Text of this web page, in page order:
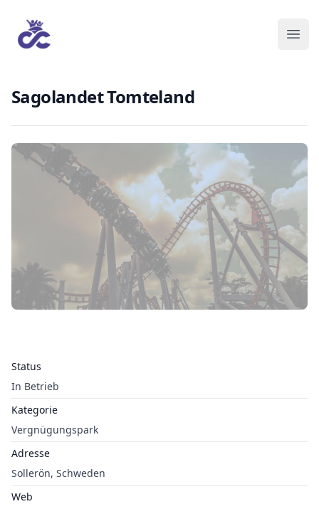
Sagolandet Tomteland
Status
In Betrieb
Kategorie
Vergnügungspark
Adresse
Sollerön, Schweden
Web